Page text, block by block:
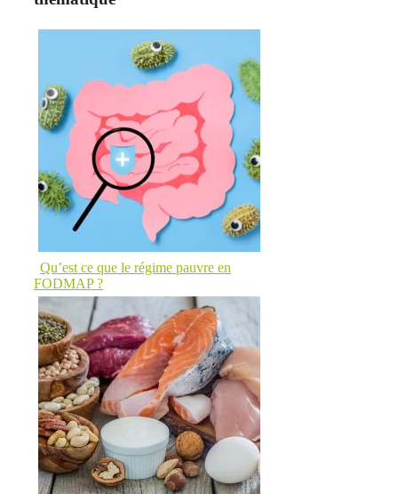
Qu’est ce que le régime pauvre en
FODMAP ?